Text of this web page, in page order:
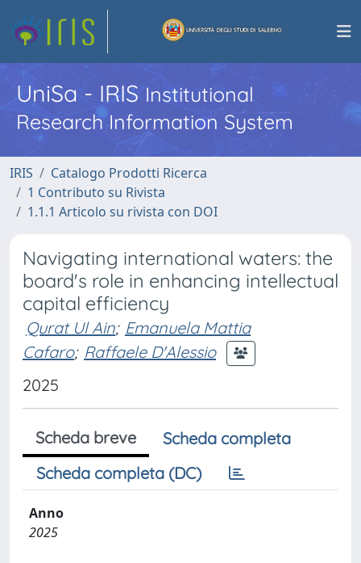
UniSa - IRISInstitutional
Research Information System
IRIS
Catalogo Prodotti Ricerca
1 Contributo su Rivista
1.1.1 Articolo su rivista con DOI
Navigating international waters: the
board's role in enhancing intellectual
capital efficiency
Qurat Ul Ain; Emanuela Mattia
Cafaro; Raffaele D'Alessio
2025
Scheda breve
Scheda completa
Scheda completa (DC)
Anno
2025